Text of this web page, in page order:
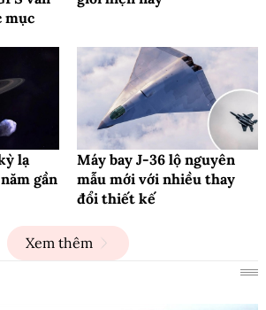
mục
lạ
gần
Máy bay J-36 lộ nguyên
mẫu mới với nhiều thay
đổi thiết kế
Xem thêm